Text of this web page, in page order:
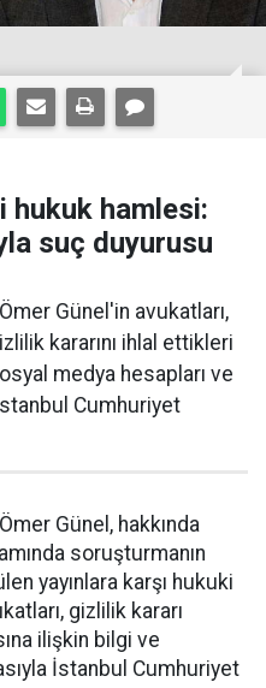
hukuk hamlesi:
suç duyurusu
Günel'in avukatları,
kararını ihlal ettikleri
medya hesapları ve
Cumhuriyet
Günel, hakkında
soruşturmanın
yayınlara karşı hukuki
gizlilik kararı
ilişkin bilgi ve
İstanbul Cumhuriyet